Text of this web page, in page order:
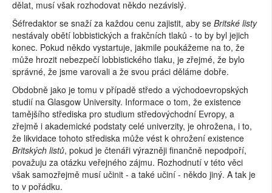
dělat, musí však rozhodovat někdo nezávislý.
Šéfredaktor se snaží za každou cenu zajistit, aby se Britské listy
nestávaly obětí lobbistických a frakčních tlaků - to by byl jejich
konec. Pokud někdo vystartuje, jakmile poukážeme na to, že
může hrozit nebezpečí lobbistického tlaku, je zřejmé, že bylo
správné, že jsme varovali a že svou práci děláme dobře.
Obdobně jako je tomu v případě středo a východoevropských
studií na Glasgow University. Informace o tom, že existence
tamějšího střediska pro studium středovýchodní Evropy, a
zřejmě i akademické podstaty celé univerzity, je ohrožena, i to,
že likvidace tohoto střediska může vést k ohrožení existence
Britských listů, pokud je čtenáři výrazněji finančně nepodpoří,
považuju za otázku veřejného zájmu. Rozhodnutí v této věci
však samozřejmě musí učinit - a také učiní - někdo jiný. A tak je
to v pořádku.